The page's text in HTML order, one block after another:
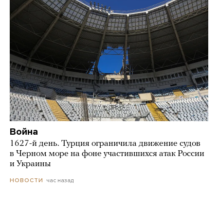
Война
1627-й день. Турция ограничила движение судов
в Черном море на фоне участившихся атак России
и Украины
НОВОСТИ час назад